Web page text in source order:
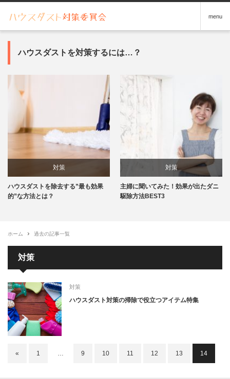
menu
ハウスダストを対策するには…？
対策
ハウスダストを除去する”最も効果
的”な方法とは？
対策
主婦に聞いてみた！効果が出たダニ
駆除方法BEST3
ホーム 過去の記事一覧
対策
対策
ハウスダスト対策の掃除で役立つアイテム特集
« 1 9 10 11 12 13 14